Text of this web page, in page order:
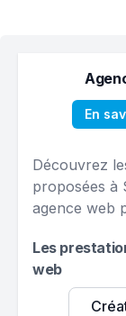
En
Découvrez
proposées à
agence web
Les
web